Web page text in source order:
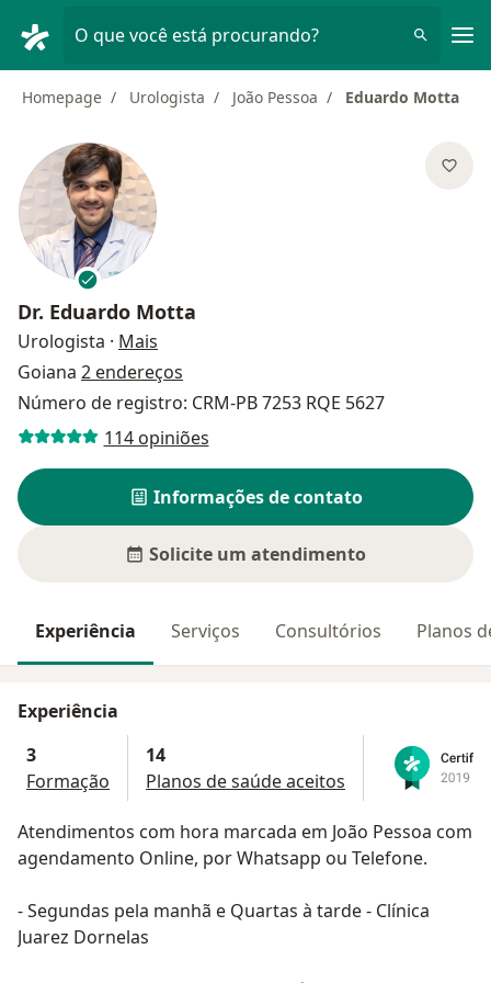
O que você está procurando?
Homepage Urologista João Pessoa Eduardo Motta
Dr. Eduardo Motta
Urologista · Mais
Goiana 2 endereços
Número de registro: CRM-PB 7253 RQE 5627
114 opiniões
Informações de contato
Solicite um atendimento
Experiência Serviços Consultórios Planos
Experiência
3
Formação
14
Planos de saúde aceitos
Atendimentos com hora marcada em João Pessoa com
agendamento Online, por Whatsapp ou Telefone.
- Segundas pela manhã e Quartas à tarde - Clínica
Juarez Dornelas